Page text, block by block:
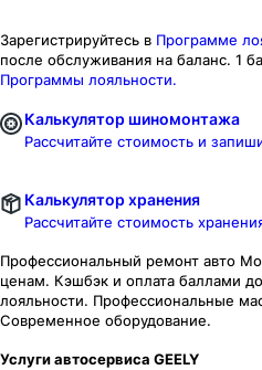
Зарегистрируйтесь в Программе
после обслуживания на баланс. 1
Программы лояльности.
Калькулятор шиномонтажа
Рассчитайте стоимость и
Калькулятор хранения
Рассчитайте стоимость
Профессиональный ремонт авто
ценам. Кэшбэк и оплата баллами
лояльности. Профессиональные
Современное оборудование.
Услуги автосервиса GEELY